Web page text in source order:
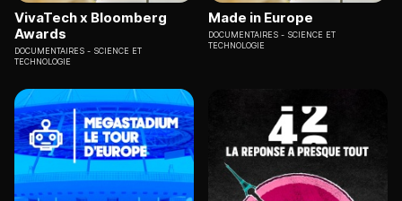
VivaTech x Bloomberg
Awards
DOCUMENTAIRES
SCIENCE ET
TECHNOLOGIE
Made in Europe
DOCUMENTAIRES
SCIENCE ET
TECHNOLOGIE